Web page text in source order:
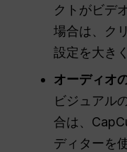
クトがビデ
場合は、ク
設定を大き
オーディオ
ビジュアル
合は、
ディターを